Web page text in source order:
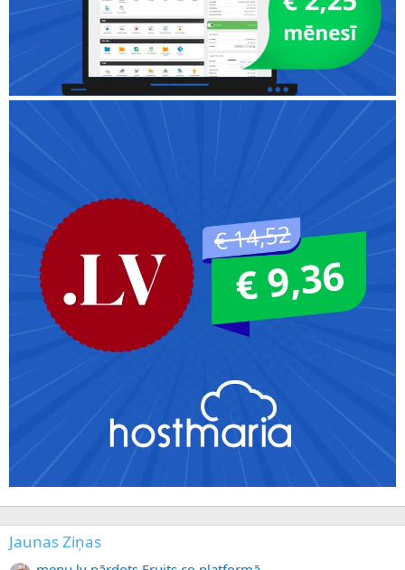
Jaunas Ziņas